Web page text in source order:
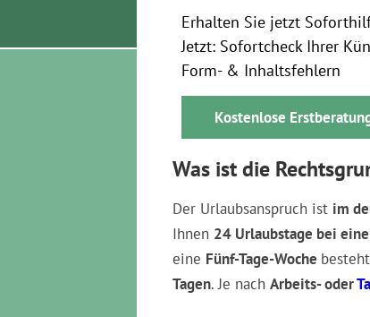
Erhalten Sie jetzt
Jetzt: Sofortcheck Ihrer
Form- & Inhaltsfehlern
Kostenlose
Was ist die
Der Urlaubsanspruch ist im
Ihnen 24 Urlaubstage bei
eine Fünf-Tage-Woche
Tagen. Je nach Arbeits- oder